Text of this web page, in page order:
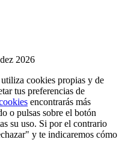
2026
cookies propias y de
tus preferencias de
encontrarás más
o pulsas sobre el botón
su uso. Si por el contrario
y te indicaremos cómo